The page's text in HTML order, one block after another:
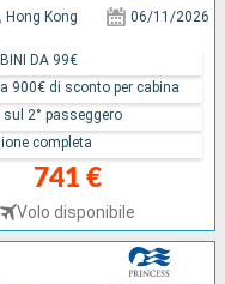
Hong Kong 06/11/2026
741 €
Volo disponibile
DA 99€
a 900€ di sconto per cabina
sul 2° passeggero
completa